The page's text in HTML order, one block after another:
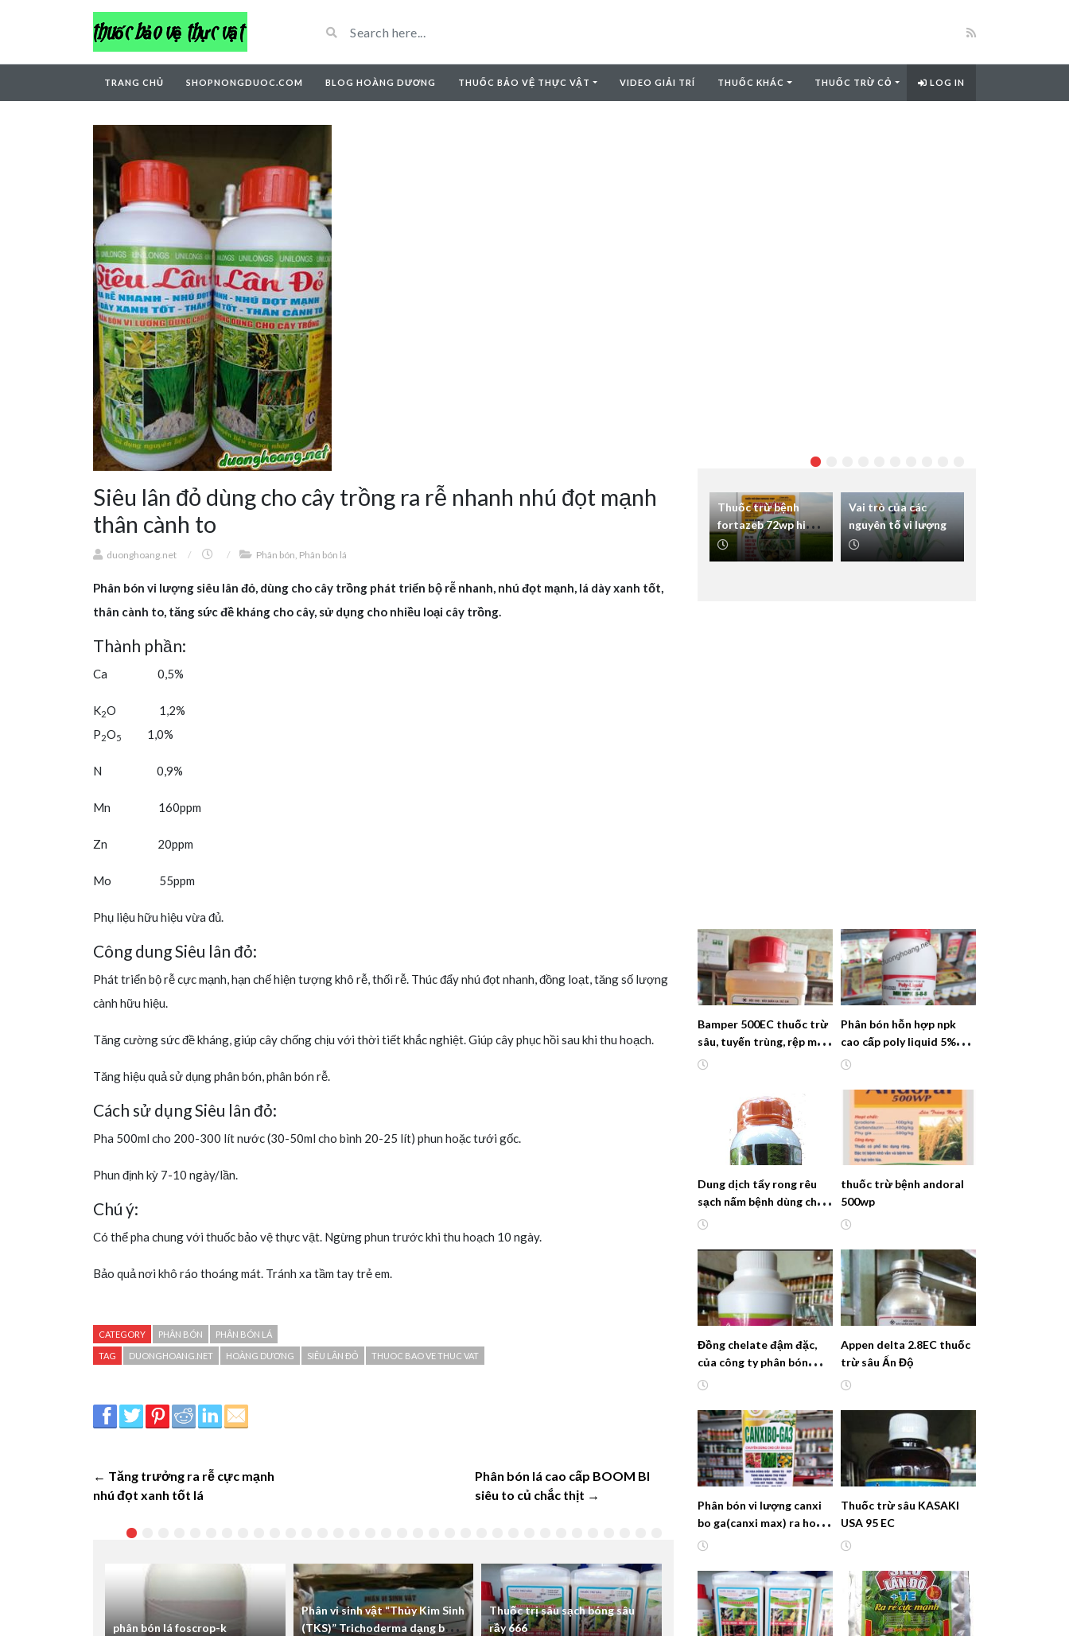
TRANG CHỦ SHOPNONGDUOC.COM BLOG HOÀNG DƯƠNG THUỐC BẢO VỆ THỰC VẬT VIDEO GIẢI TRÍ THUỐC KHÁC THUỐC TRỪ CỎ LOG IN
Siêu lân đỏ dùng cho cây trồng ra rễ nhanh nhú đọt mạnh
thân cành to
duonghoang.net / / Phân bón, Phân bón lá
Phân bón vi lượng siêu lân đỏ, dùng cho cây trồng phát triển bộ rễ nhanh, nhú đọt mạnh, lá dày xanh tốt,
thân cành to, tăng sức đề kháng cho cây, sử dụng cho nhiều loại cây trồng.
Thành phần:
Ca 0,5%
K2O 1,2%
P2O5 1,0%
N 0,9%
Mn 160ppm
Zn 20ppm
Mo 55ppm
Phụ liệu hữu hiệu vừa đủ.
Công dung Siêu lân đỏ:
Phát triển bộ rễ cực mạnh, hạn chế hiện tượng khô rễ, thối rễ. Thúc đẩy nhú đọt nhanh, đồng loạt, tăng số lượng
cành hữu hiệu.
Tăng cường sức đề kháng, giúp cây chống chịu với thời tiết khắc nghiệt. Giúp cây phục hồi sau khi thu hoạch.
Tăng hiệu quả sử dụng phân bón, phân bón rễ.
Cách sử dụng Siêu lân đỏ:
Pha 500ml cho 200-300 lít nước (30-50ml cho bình 20-25 lít) phun hoặc tưới gốc.
Phun định kỳ 7-10 ngày/lần.
Chú ý:
Có thể pha chung với thuốc bảo vệ thực vật. Ngừng phun trước khi thu hoạch 10 ngày.
Bảo quả nơi khô ráo thoáng mát. Tránh xa tầm tay trẻ em.
CATEGORY PHÂN BÓN PHÂN BÓN LÁ
TAG DUONGHOANG.NET HOÀNG DƯƠNG SIÊU LÂN ĐỎ THUOC BAO VE THUC VAT
← Tăng trưởng ra rễ cực mạnh
nhú đọt xanh tốt lá
Phân bón lá cao cấp BOOM BI
siêu to củ chắc thịt →
phân bón lá foscrop-k
Phân vi sinh vật “Thủy Kim Sinh
(TKS)” Trichoderma dạng bột
Thuốc trị sâu sạch bóng sâu
rầy 666
Thuốc trừ bệnh
fortazeb 72wp hiệu
rido vàng
Vai trò của các
nguyên tố vi lượng
Bamper 500EC thuốc trừ
sâu, tuyến trùng, rệp mọt
đục cành đục quả
Phân bón hỗn hợp npk
cao cấp poly liquid 5%sw
kích rễ, chống rụng, to
trái
Dung dịch tẩy rong rêu
sạch nấm bệnh dùng cho
cây ăn trái và các loại cây
thuốc trừ bệnh andoral
500wp
Đồng chelate đậm đặc,
của công ty phân bón
Ngân Long
Appen delta 2.8EC thuốc
trừ sâu Ấn Độ
Phân bón vi lượng canxi
bo ga(canxi max) ra hoa
đều, tăng thụ phấn
Thuốc trừ sâu KASAKI
USA 95 EC